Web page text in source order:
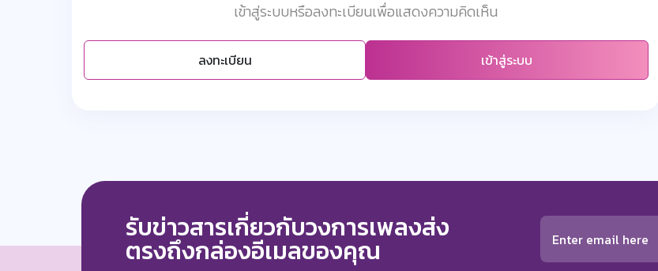
เข้าสู่ระบบหรือลงทะเบียนเพื่อแสดงความคิดเห็น
ลงทะเบียน เข้าสู่ระบบ
รับข่าวสารเกี่ยวกับวงการเพลงส่ง
ตรงถึงกล่องอีเมลของคุณ